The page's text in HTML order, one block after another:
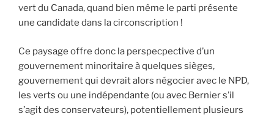
vert du Canada, quand bien même le parti présente
une candidate dans la circonscription !
Ce paysage offre donc la perspecpective d’un
gouvernement minoritaire à quelques sièges,
gouvernement qui devrait alors négocier avec le NPD,
les verts ou une indépendante (ou avec Bernier s’il
s’agit des conservateurs), potentiellement plusieurs